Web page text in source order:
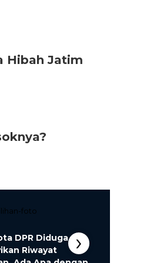
Hibah Jatim
DPR Diduga
Riwayat
›